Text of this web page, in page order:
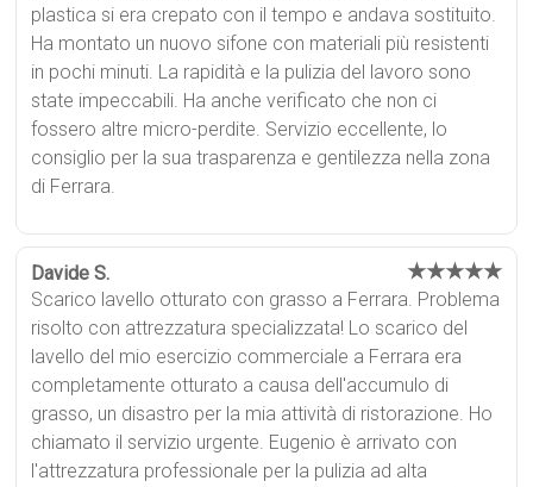
plastica si era crepato con il tempo e andava sostituito.
Ha montato un nuovo sifone con materiali più resistenti
in pochi minuti. La rapidità e la pulizia del lavoro sono
state impeccabili. Ha anche verificato che non ci
fossero altre micro-perdite. Servizio eccellente, lo
consiglio per la sua trasparenza e gentilezza nella zona
di Ferrara.
Davide S. ★★★★★
Scarico lavello otturato con grasso a Ferrara. Problema
risolto con attrezzatura specializzata! Lo scarico del
lavello del mio esercizio commerciale a Ferrara era
completamente otturato a causa dell'accumulo di
grasso, un disastro per la mia attività di ristorazione. Ho
chiamato il servizio urgente. Eugenio è arrivato con
l'attrezzatura professionale per la pulizia ad alta